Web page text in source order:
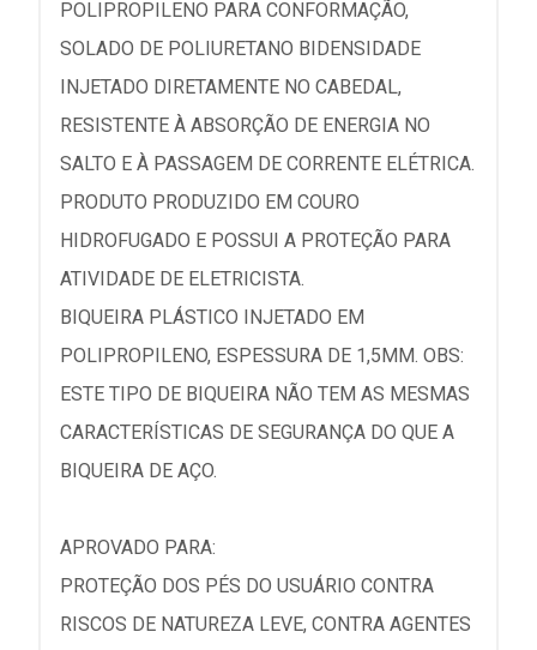
POLIPROPILENO PARA CONFORMAÇÃO,
SOLADO DE POLIURETANO BIDENSIDADE
INJETADO DIRETAMENTE NO CABEDAL,
RESISTENTE À ABSORÇÃO DE ENERGIA NO
SALTO E À PASSAGEM DE CORRENTE ELÉTRICA.
PRODUTO PRODUZIDO EM COURO
HIDROFUGADO E POSSUI A PROTEÇÃO PARA
ATIVIDADE DE ELETRICISTA.
BIQUEIRA PLÁSTICO INJETADO EM
POLIPROPILENO, ESPESSURA DE 1,5MM. OBS:
ESTE TIPO DE BIQUEIRA NÃO TEM AS MESMAS
CARACTERÍSTICAS DE SEGURANÇA DO QUE A
BIQUEIRA DE AÇO.
APROVADO PARA:
PROTEÇÃO DOS PÉS DO USUÁRIO CONTRA
RISCOS DE NATUREZA LEVE, CONTRA AGENTES